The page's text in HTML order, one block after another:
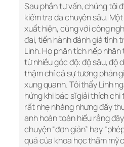
Sau phần tư vấn, chúng tôi
kiểm tra da chuyên sâu.
xuất hiện, cùng với công
đại, tiến hành đánh giá tình
Linh. Họ phân tích nếp
từ nhiều góc độ: độ sâu, độ
thậm chí cả sự tương phản
xung quanh. Tôi thấy Linh
hứng khi bác sĩ giải thích
rất nhẹ nhàng nhưng đầy
anh hoàn toàn hiểu rằng
chuyện “đơn giản” hay
quả của khoa học thẩm mỹ